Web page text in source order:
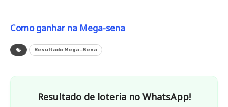
Como ganhar na Mega-sena
Resultado Mega-Sena
Resultado de loteria no WhatsApp!